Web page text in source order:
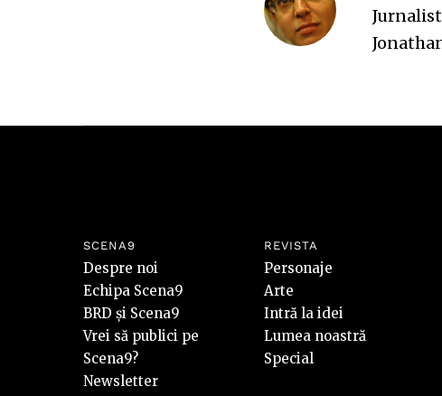
SCENA9
Despre noi
Echipa Scena9
BRD și Scena9
Vrei să publici pe
Scena9?
Newsletter
REVISTA
Personaje
Arte
Intră la idei
Lumea noastră
Special